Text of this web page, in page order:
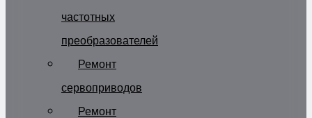
частотных
преобразователей
Ремонт
сервоприводов
Ремонт